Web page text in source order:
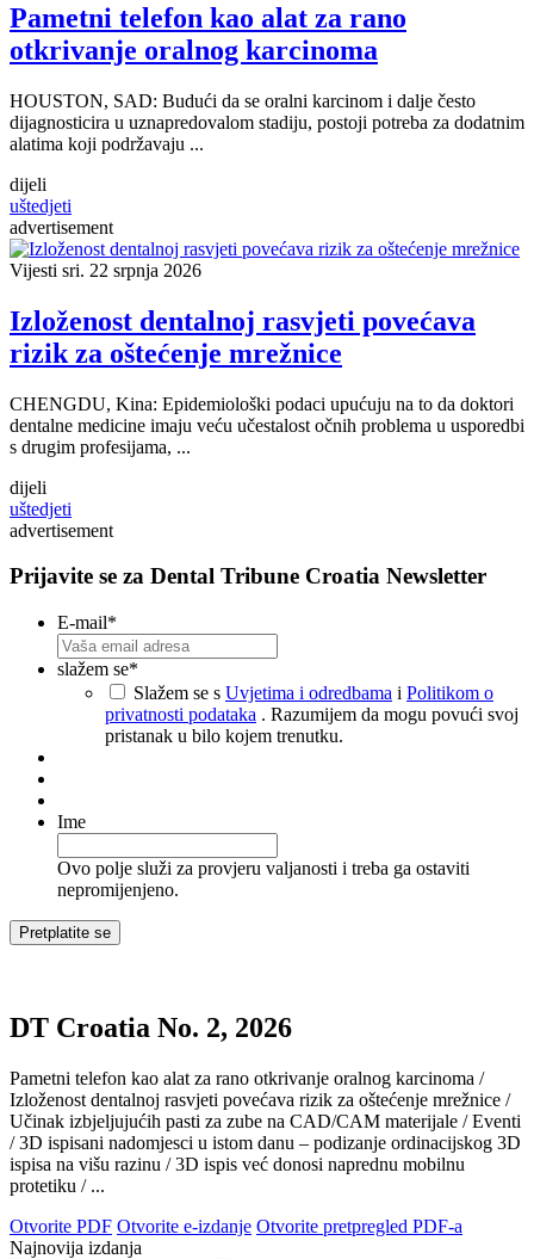
Pametni telefon kao alat za rano
otkrivanje oralnog karcinoma
HOUSTON, SAD: Budući da se oralni karcinom i dalje često
dijagnosticira u uznapredovalom stadiju, postoji potreba za dodatnim
alatima koji podržavaju ...
dijeli
uštedjeti
advertisement
Vijesti sri. 22 srpnja 2026
Izloženost dentalnoj rasvjeti povećava
rizik za oštećenje mrežnice
CHENGDU, Kina: Epidemiološki podaci upućuju na to da doktori
dentalne medicine imaju veću učestalost očnih problema u usporedbi
s drugim profesijama, ...
dijeli
uštedjeti
advertisement
Prijavite se za Dental Tribune Croatia Newsletter
E-mail*
slažem se*
Slažem se s Uvjetima i odredbama i Politikom o
privatnosti podataka . Razumijem da mogu povući svoj
pristanak u bilo kojem trenutku.
Ime
Ovo polje služi za provjeru valjanosti i treba ga ostaviti
nepromijenjeno.
DT Croatia No. 2, 2026
Pametni telefon kao alat za rano otkrivanje oralnog karcinoma /
Izloženost dentalnoj rasvjeti povećava rizik za oštećenje mrežnice /
Učinak izbjeljujućih pasti za zube na CAD/CAM materijale / Eventi
/ 3D ispisani nadomjesci u istom danu – podizanje ordinacijskog 3D
ispisa na višu razinu / 3D ispis već donosi naprednu mobilnu
protetiku / ...
Otvorite PDF Otvorite e-izdanje Otvorite pretpregled PDF-a
Najnovija izdanja